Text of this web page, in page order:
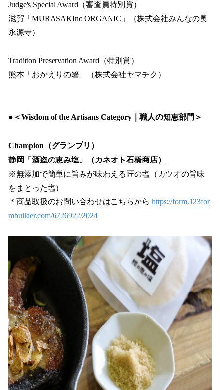
Judge's Special Award（審査員特別賞）
滋賀「MURASAKIno ORGANIC」（株式会社みんなの奥
永源寺）
Tradition Preservation Award（特別賞）
熊本「おかえりの箸」（株式会社ヤマチク）
​●＜Wisdom of the Artisans Category｜職人の知恵部門＞​
Champion（グランプリ）
静岡「酒盗の恵み塩」（カネオト石橋商店）
※無添加で簡単に旨みが味わえる匠の塩（カツオの旨味
をまとった塩）
＊商品取扱のお問い合わせはこちらから https://form.123for
mbuilder.com/6726922/2024